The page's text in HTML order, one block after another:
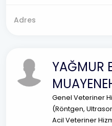
Adres
YAĞMUR
Genel Veteriner
(Röntgen,
Acil Veteriner